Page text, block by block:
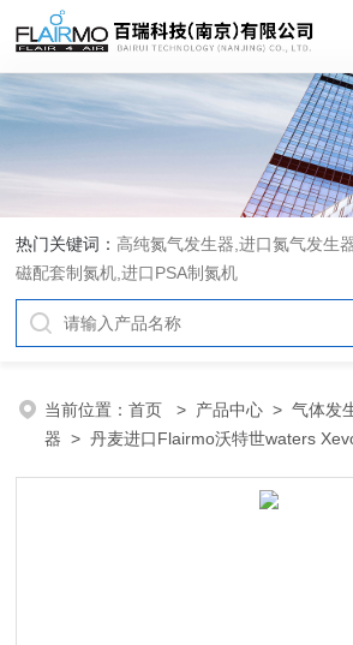
热门关键词： 高纯氮气发生器,进口氮气发生
磁配套制氮机,进口PSA制氮机
当前位置：首页 > 产品中心 >气体发
器 > 丹麦进口Flairmo沃特世waters